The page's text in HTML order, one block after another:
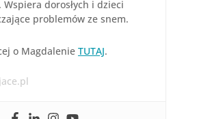
Wspiera dorosłych i dzieci
problemów ze snem.
o Magdalenie TUTAJ.